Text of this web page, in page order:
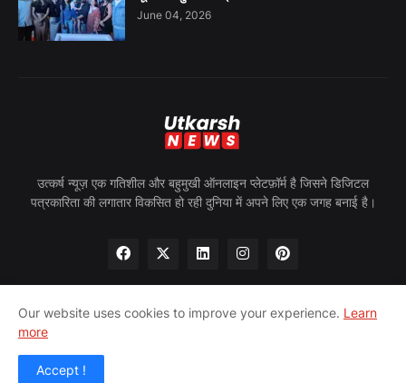
June 04, 2026
उत्कर्ष न्यूज़ एक गतिशील और बहुमुखी ऑनलाइन प्लेटफ़ॉर्म है जिसने डिजिटल
पत्रकारिता की लगातार विकसित हो रही दुनिया में अपने लिए एक जगह बनाई है।
होम
Our website uses cookies to improve your experience. Learn
more
Accept !